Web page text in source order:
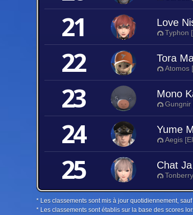
21 Love
Typhon
22 Tora
Atomos
23 Mono
Gungnir
24 Yume
Aegis
25 Chat Ja
* Les classements sont mis à jour quotidiennement,
* Les classements sont établis sur la base des scores